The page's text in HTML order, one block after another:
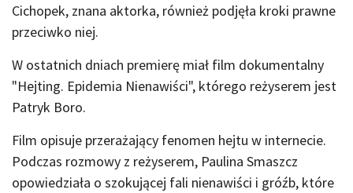
Cichopek, znana aktorka, również podjęła kroki prawne
przeciwko niej.
W ostatnich dniach premierę miał film dokumentalny
"Hejting. Epidemia Nienawiści", którego reżyserem jest
Patryk Boro.
Film opisuje przerażający fenomen hejtu w internecie.
Podczas rozmowy z reżyserem, Paulina Smaszcz
opowiedziała o szokującej fali nienawiści i gróźb, które